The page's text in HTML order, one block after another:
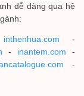
dễ dàng qua hệ
inthenhua.com -
- inantem.com -
-